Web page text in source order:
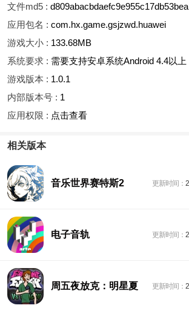
文件md5 :
应用包名 : com.hx.game.gsjzwd.huawei
游戏大小 : 133.68MB
系统要求 : 需要支持安卓系统Android 4.4以上
游戏版本 : 1.0.1
内部版本号 : 1
应用权限 : 点击查看
相关版本
音乐世界赛特斯2 更新时间：
电子音轨 更新时间：
周五夜放克：明星夏 更新时间：